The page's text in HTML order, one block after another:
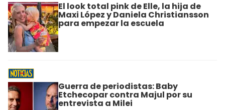
El look total pink de Elle, la hija de
Maxi López y Daniela Christiansson
para empezar la escuela
Guerra de periodistas: Baby
Etchecopar contra Majul por su
entrevista a Milei